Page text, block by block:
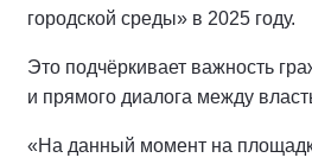
городской среды» в 2025 году.
Это подчёркивает важность
и прямого диалога между
«На данный момент на